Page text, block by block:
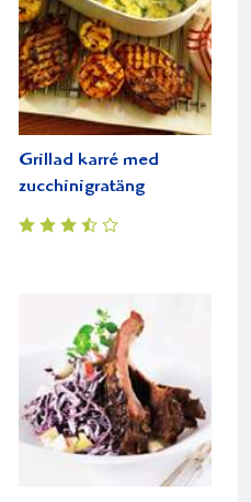
Grillad karré med
zucchinigratäng